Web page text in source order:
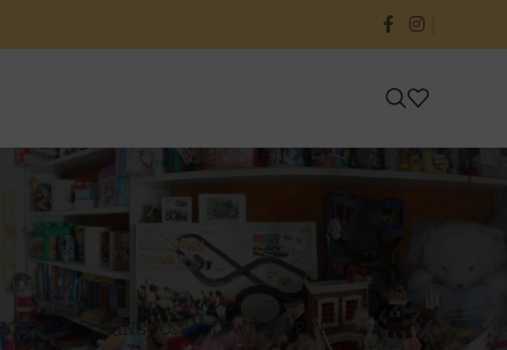
RING TOSS – CLOWN FERRO DI